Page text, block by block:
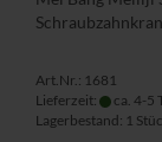
Art.Nr.: 1681
Lieferzeit:
ca. 4-5
Lagerbestand: 1